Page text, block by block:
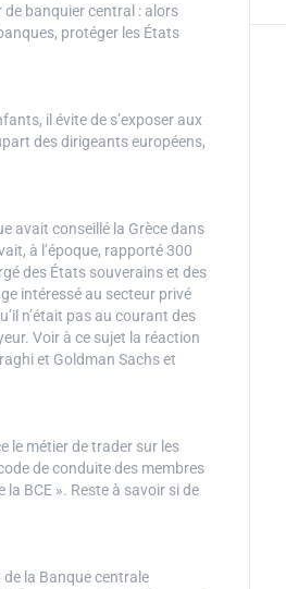
banquier central : alors
protéger les États
il évite de s’exposer aux
des dirigeants européens,
avait conseillé la Grèce dans
à l’époque, rapporté 300
des États souverains et des
intéressé au secteur privé
n’était pas au courant des
Voir à ce sujet la réaction
et Goldman Sachs et
le métier de trader sur les
de conduite des membres
BCE ». Reste à savoir si de
la Banque centrale